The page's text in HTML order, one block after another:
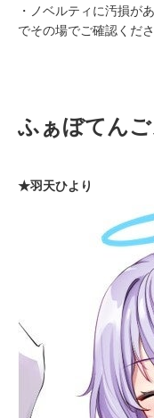
・ノベルティに汚損が
でその場でご確認くださ
ふぁぼてん
★羽天ひより